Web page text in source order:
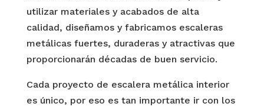
utilizar materiales y acabados de alta
calidad, diseñamos y fabricamos escaleras
metálicas fuertes, duraderas y atractivas que
proporcionarán décadas de buen servicio.
Cada proyecto de escalera metálica interior
es único, por eso es tan importante ir con los